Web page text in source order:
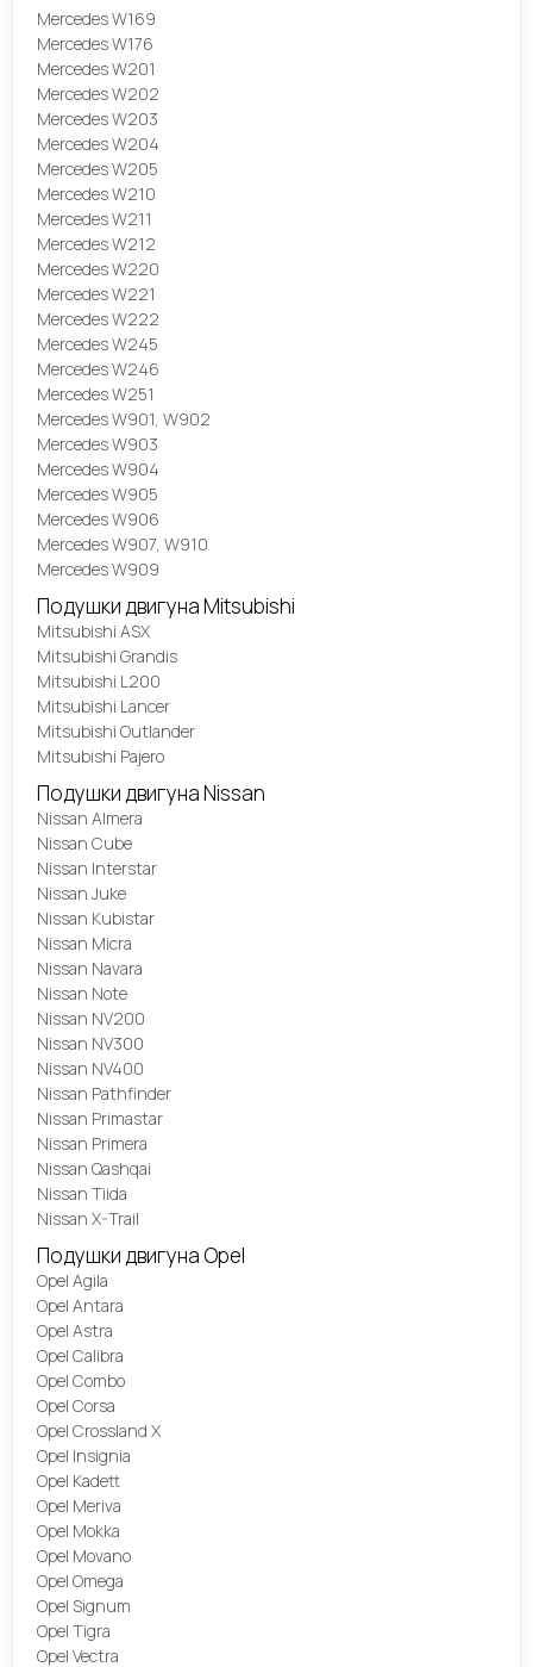
Mercedes W169
Mercedes W176
Mercedes W201
Mercedes W202
Mercedes W203
Mercedes W204
Mercedes W205
Mercedes W210
Mercedes W211
Mercedes W212
Mercedes W220
Mercedes W221
Mercedes W222
Mercedes W245
Mercedes W246
Mercedes W251
Mercedes W901, W902
Mercedes W903
Mercedes W904
Mercedes W905
Mercedes W906
Mercedes W907, W910
Mercedes W909
Подушки двигуна Mitsubishi
Mitsubishi ASX
Mitsubishi Grandis
Mitsubishi L200
Mitsubishi Lancer
Mitsubishi Outlander
Mitsubishi Pajero
Подушки двигуна Nissan
Nissan Almera
Nissan Cube
Nissan Interstar
Nissan Juke
Nissan Kubistar
Nissan Micra
Nissan Navara
Nissan Note
Nissan NV200
Nissan NV300
Nissan NV400
Nissan Pathfinder
Nissan Primastar
Nissan Primera
Nissan Qashqai
Nissan Tiida
Nissan X-Trail
Подушки двигуна Opel
Opel Agila
Opel Antara
Opel Astra
Opel Calibra
Opel Combo
Opel Corsa
Opel Crossland X
Opel Insignia
Opel Kadett
Opel Meriva
Opel Mokka
Opel Movano
Opel Omega
Opel Signum
Opel Tigra
Opel Vectra